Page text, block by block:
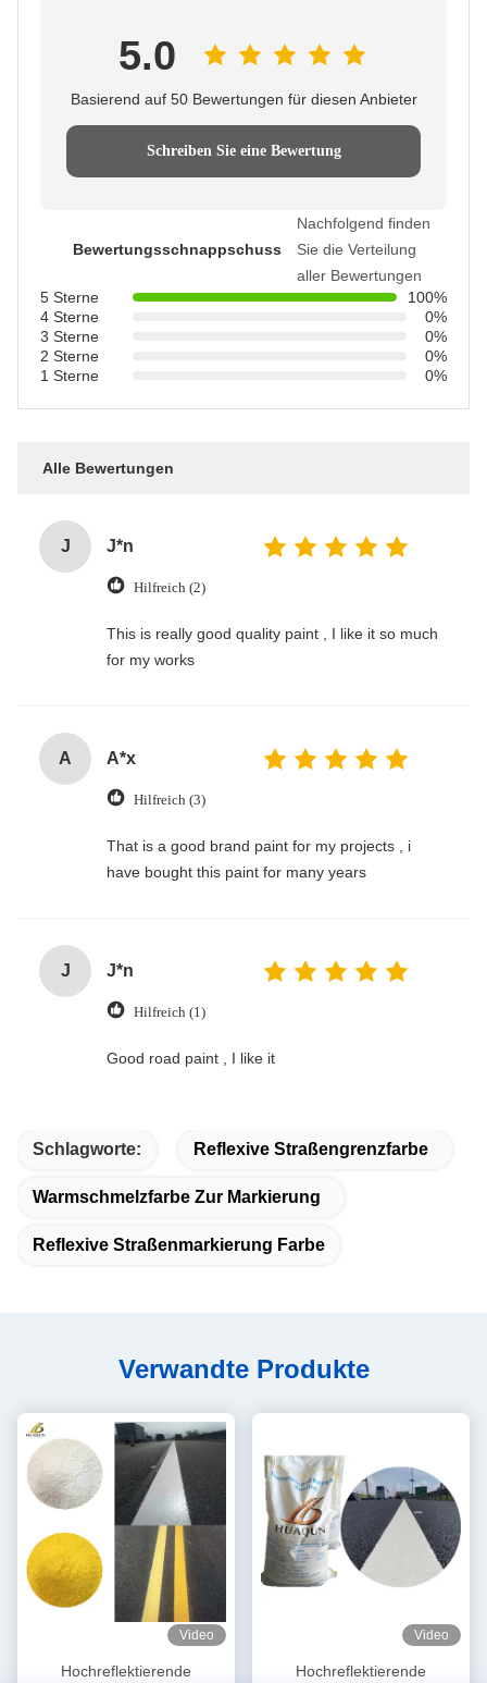
5.0
Basierend auf 50 Bewertungen für diesen Anbieter
Schreiben Sie eine Bewertung
Bewertungsschnappschuss
Nachfolgend finden
Sie die Verteilung
aller Bewertungen
5 Sterne
100%
4 Sterne
0%
3 Sterne
0%
2 Sterne
0%
1 Sterne
0%
Alle Bewertungen
J J*n
Hilfreich (2)
This is really good quality paint , I like it so much
for my works
A A*x
Hilfreich (3)
That is a good brand paint for my projects , i
have bought this paint for many years
J J*n
Hilfreich (1)
Good road paint , I like it
Schlagworte: Reflexive Straßengrenzfarbe
Warmschmelzfarbe Zur Markierung
Reflexive Straßenmarkierung Farbe
Verwandte Produkte
Video
Hochreflektierende
Video
Hochreflektierende